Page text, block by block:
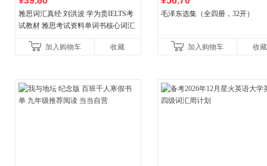
雅思词汇真经 刘洪波 学为贵IELTS考
试教材 雅思考试资料单词书核心词汇
加入购物车
收藏
毛泽东选集（全四册，32开）
加入购物车 收藏